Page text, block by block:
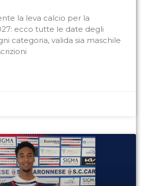
la leva calcio per la
ecco tutte le date degli
categoria, valida sia maschile